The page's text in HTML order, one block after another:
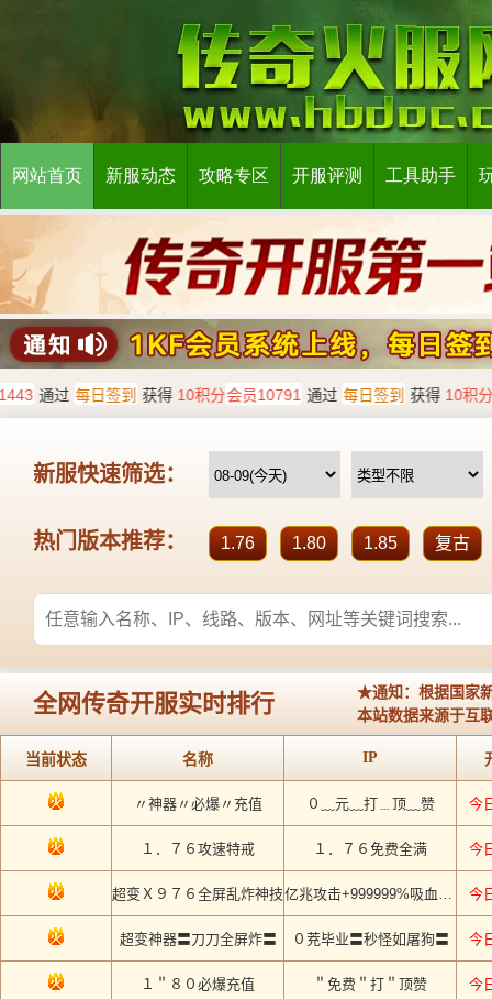
网站首页 新服动态 攻略专区 开服评测 工具助手